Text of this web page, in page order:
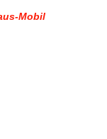
Mobil